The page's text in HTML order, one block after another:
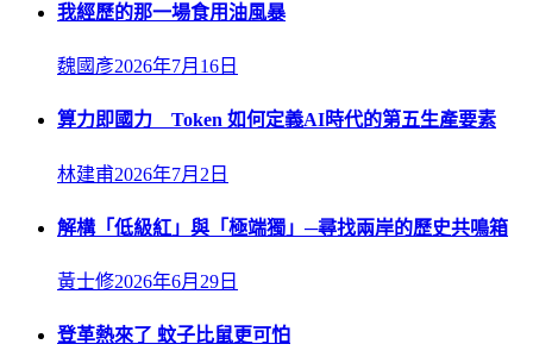
我經歷的那一場食用油風暴
魏國彥2026年7月16日
算力即國力 Token 如何定義AI時代的第五生產要素
林建甫2026年7月2日
解構「低級紅」與「極端獨」─尋找兩岸的歷史共鳴箱
黃士修2026年6月29日
登革熱來了 蚊子比鼠更可怕